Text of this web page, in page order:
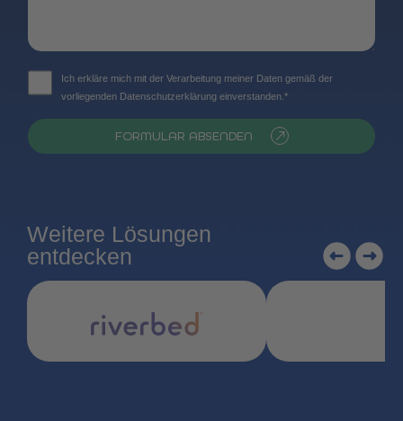
Ich erkläre mich mit der Verarbeitung meiner Daten gemäß der
vorliegenden Datenschutzerklärung einverstanden.*
FORMULAR ABSENDEN
Weitere Lösungen
entdecken